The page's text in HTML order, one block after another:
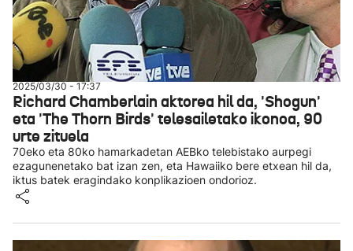
2025/03/30 - 17:37
Richard Chamberlain aktorea hil da, 'Shogun'
eta 'The Thorn Birds' telesailetako ikonoa, 90
urte zituela
70eko eta 80ko hamarkadetan AEBko telebistako aurpegi
ezagunenetako bat izan zen, eta Hawaiiko bere etxean hil da,
iktus batek eragindako konplikazioen ondorioz.